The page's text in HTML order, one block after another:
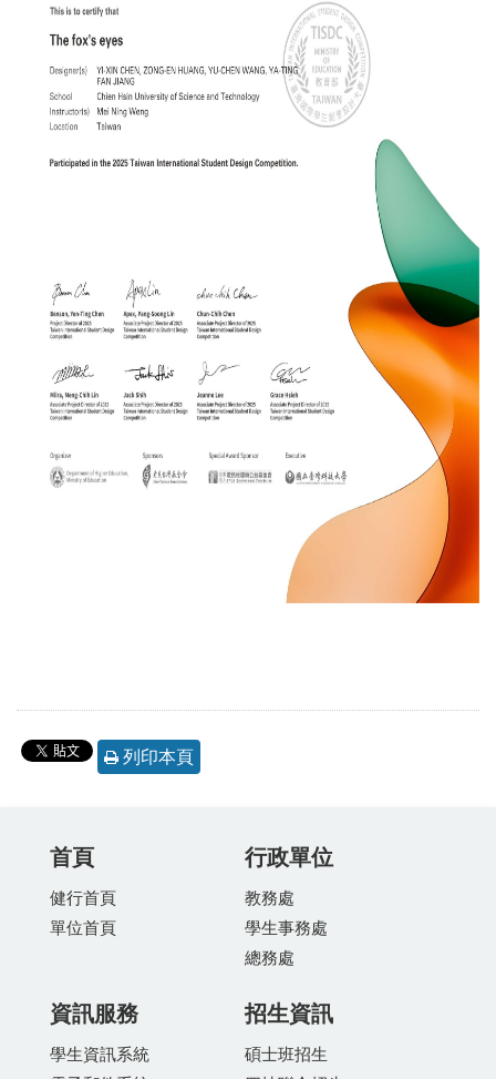
列印本頁
首頁
健行首頁
單位首頁
行政單位
教務處
學生事務處
總務處
資訊服務
學生資訊系統
招生資訊
碩士班招生